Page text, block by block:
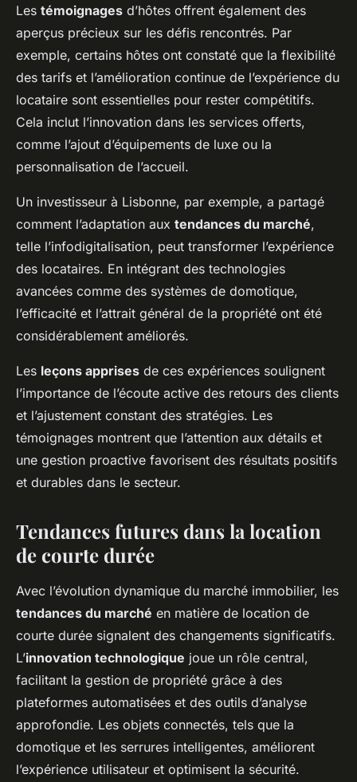
Les témoignages d’hôtes offrent également des
aperçus précieux sur les défis rencontrés. Par
exemple, certains hôtes ont constaté que la flexibilité
des tarifs et l’amélioration continue de l’expérience du
locataire sont essentielles pour rester compétitifs.
Cela inclut l’innovation dans les services offerts,
comme l’ajout d’équipements de luxe ou la
personnalisation de l’accueil.
Un investisseur à Lisbonne, par exemple, a partagé
comment l’adaptation aux tendances du marché,
telle l’infodigitalisation, peut transformer l’expérience
des locataires. En intégrant des technologies
avancées comme des systèmes de domotique,
l’efficacité et l’attrait général de la propriété ont été
considérablement améliorés.
Les leçons apprises de ces expériences soulignent
l’importance de l’écoute active des retours des clients
et l’ajustement constant des stratégies. Les
témoignages montrent que l’attention aux détails et
une gestion proactive favorisent des résultats positifs
et durables dans le secteur.
Tendances futures dans la location
de courte durée
Avec l’évolution dynamique du marché immobilier, les
tendances du marché en matière de location de
courte durée signalent des changements significatifs.
L’innovation technologique joue un rôle central,
facilitant la gestion de propriété grâce à des
plateformes automatisées et des outils d’analyse
approfondie. Les objets connectés, tels que la
domotique et les serrures intelligentes, améliorent
l’expérience utilisateur et optimisent la sécurité.